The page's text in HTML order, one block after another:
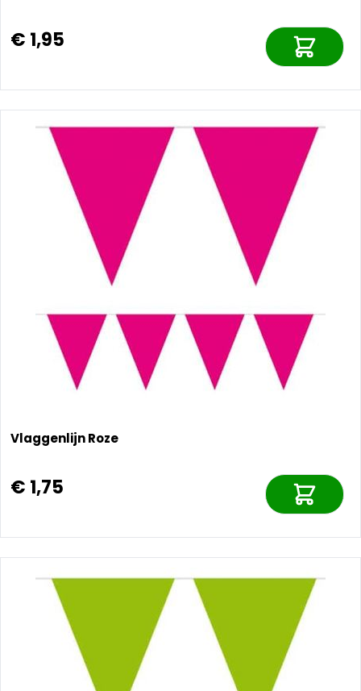
€ 1,95
Vlaggenlijn Roze
€ 1,75